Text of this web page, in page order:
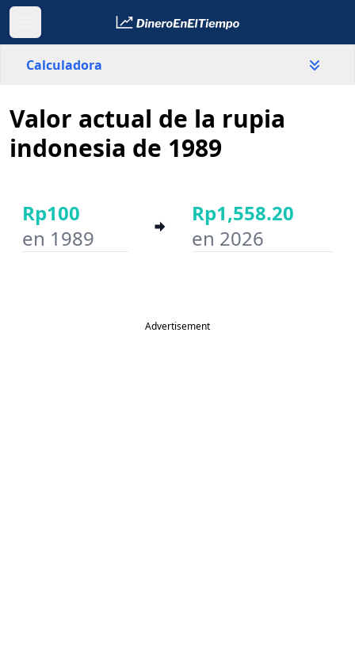
Calculadora
Indonesia
País
Año inicial
Valor actual de la rupia
indonesia de 1989
Rp100
en 1989
Rp1,558.20
en 2026
Advertisement